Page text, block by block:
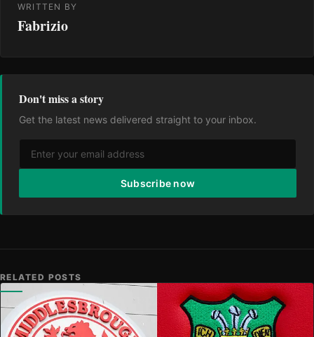
WRITTEN BY
Fabrizio
Don't miss a story
Get the latest news delivered straight to your inbox.
Subscribe now
RELATED POSTS